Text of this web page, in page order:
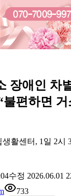
장애인 차
불편하면
활센터, 1일 2시
수정 2026.06.01
733